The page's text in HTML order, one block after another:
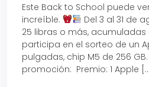
Este Back to School puede
increíble.
Del 3 al 31 de
25 libras o más, acumuladas
participa en el sorteo de un
pulgadas, chip M5 de 256
promoción: Premio: 1 Apple